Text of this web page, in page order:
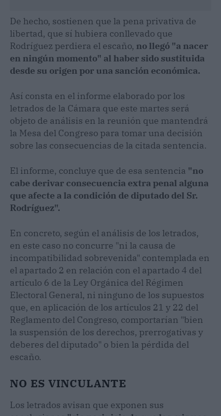
De hecho, sostienen que la pena privativa de
libertad, que sí hubiera conllevado que
Rodríguez perdiera el escaño, no llegó "a nacer
en ningún momento" al haber sido sustituida
desde su origen por una sanción económica.
Así consta en el informe elaborado por los
letrados de la Cámara que este martes será
objeto de análisis en la reunión que mantendrá
la Mesa del Congreso para tomar una decisión
sobre las consecuencias de la citada sentencia.
El informe, concluye que de esa sentencia "no
cabe derivar consecuencia extra penal alguna
que afecte a la condición de diputado del Sr.
Rodríguez".
En concreto, según el análisis de los letrados,
en este caso no concurre "ni la causa de
incompatibilidad sobrevenida" contemplada en
el apartado 2 en relación con el apartado 4 del
artículo 6 de la Ley Orgánica del Régimen
Electoral General, ni ninguno de los supuestos
que, en aplicación de los artículos 21 y 22 del
Reglamento del Congreso, comportarían "bien
la suspensión de los derechos, prerrogativas y
deberes del diputado" o bien la pérdida del
escaño.
NO ES VINCULANTE
Los letrados avisan que exponen sus